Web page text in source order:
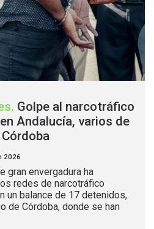
. Golpe al narcotráfico
Andalucía, varios de
2026
gran envergadura ha
redes de narcotráfico
un balance de 17 detenidos,
de Córdoba, donde se han